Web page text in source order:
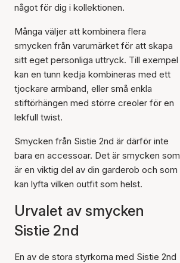
något för dig i kollektionen.
Många väljer att kombinera flera
smycken från varumärket för att skapa
sitt eget personliga uttryck. Till exempel
kan en tunn kedja kombineras med ett
tjockare armband, eller små enkla
stiftörhängen med större creoler för en
lekfull twist.
Smycken från Sistie 2nd är därför inte
bara en accessoar. Det är smycken som
är en viktig del av din garderob och som
kan lyfta vilken outfit som helst.
Urvalet av smycken
Sistie 2nd
En av de stora styrkorna med Sistie 2nd